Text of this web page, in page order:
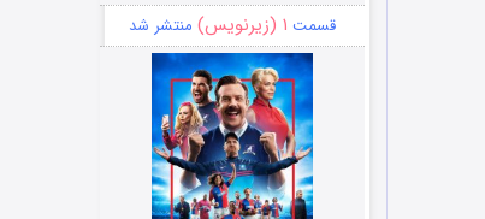
قسمت ۱ (زیرنویس) منتشر شد